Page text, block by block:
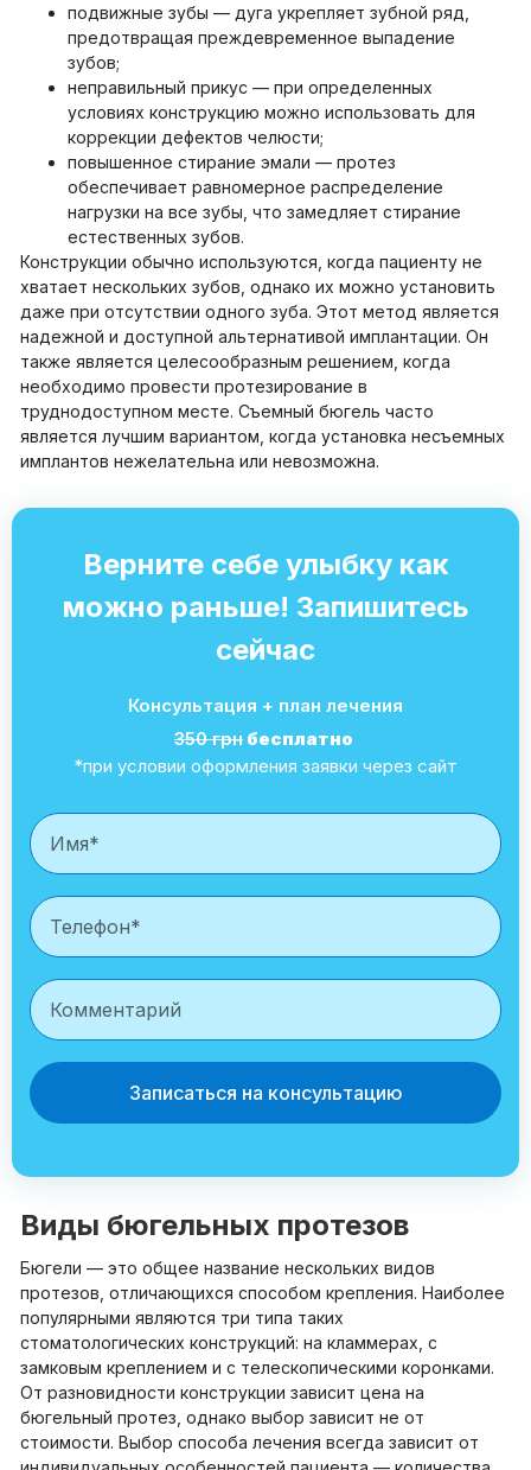
подвижные зубы — дуга укрепляет зубной ряд,
предотвращая преждевременное выпадение
зубов;
неправильный прикус — при определенных
условиях конструкцию можно использовать для
коррекции дефектов челюсти;
повышенное стирание эмали — протез
обеспечивает равномерное распределение
нагрузки на все зубы, что замедляет стирание
естественных зубов.
Конструкции обычно используются, когда пациенту не
хватает нескольких зубов, однако их можно установить
даже при отсутствии одного зуба. Этот метод является
надежной и доступной альтернативой имплантации. Он
также является целесообразным решением, когда
необходимо провести протезирование в
труднодоступном месте. Съемный бюгель часто
является лучшим вариантом, когда установка несъемных
имплантов нежелательна или невозможна.
Верните себе улыбку как
можно раньше! Запишитесь
сейчас
Консультация + план лечения
350 грн бесплатно
*при условии оформления заявки через сайт
Записаться на консультацию
Виды бюгельных протезов
Бюгели — это общее название нескольких видов
протезов, отличающихся способом крепления. Наиболее
популярными являются три типа таких
стоматологических конструкций: на кламмерах, с
замковым креплением и с телескопическими коронками.
От разновидности конструкции зависит цена на
бюгельный протез, однако выбор зависит не от
стоимости. Выбор способа лечения всегда зависит от